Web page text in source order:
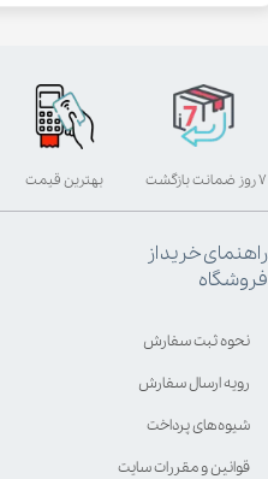
بهترین قیمت ۷ روز ضمانت بازگشت
راهنمای خرید از
فروشگاه
نحوه ثبت سفارش
رویه ارسال سفارش
شیوه‌های پرداخت
قوانین و مقررات سایت